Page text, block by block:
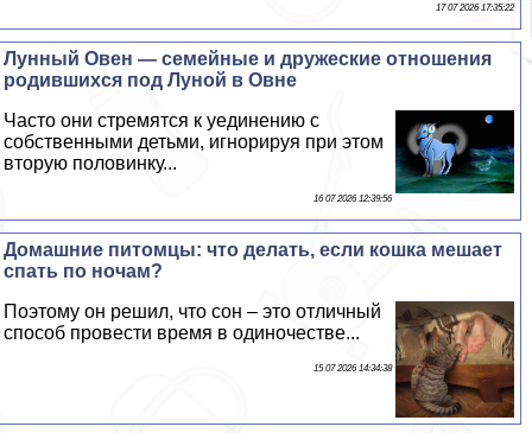
17 07 2026 17:35:22
Лунный Овен — семейные и дружеские отношения
родившихся под Луной в Овне
Часто они стремятся к уединению с
собственными детьми, игнорируя при этом
вторую половинку...
16 07 2026 12:39:56
Домашние питомцы: что делать, если кошка мешает
спать по ночам?
Поэтому он решил, что сон – это отличный
способ провести время в одиночестве...
15 07 2026 14:34:38